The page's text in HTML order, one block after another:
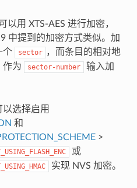
用 XTS-AES 进行加密，
中提到的加密方式类似。加
个
sector ，而条目的相对地
作为
sector-number
输入加
选择启用
和
>
或
实现 NVS 加密。